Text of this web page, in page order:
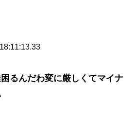
るんだわ変に厳しくてマイナ